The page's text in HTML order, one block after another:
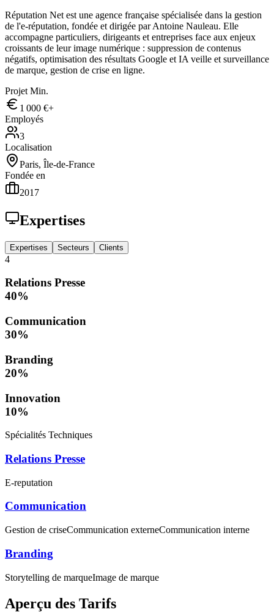
Réputation Net est une agence française spécialisée dans la gestion
de l'e-réputation, fondée et dirigée par Antoine Nauleau. Elle
accompagne particuliers, dirigeants et entreprises face aux enjeux
croissants de leur image numérique : suppression de contenus
négatifs, optimisation des résultats Google et IA veille et surveillance
de marque, gestion de crise en ligne.
Projet Min.
1 000 €+
Employés
3
Localisation
Paris, Île-de-France
Fondée en
2017
Expertises
Expertises Secteurs Clients
4
Relations Presse
40%
Communication
30%
Branding
20%
Innovation
10%
Spécialités Techniques
Relations Presse
E-reputation
Communication
Gestion de criseCommunication externeCommunication interne
Branding
Storytelling de marqueImage de marque
Aperçu des Tarifs